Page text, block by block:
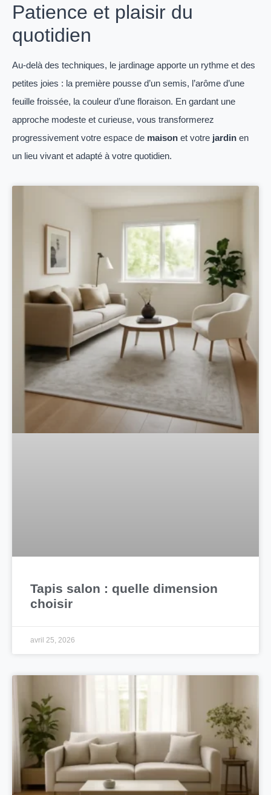
Tapis salon : quelle dimension
choisir
avril 25, 2026
Patience et plaisir du
quotidien
Au-delà des techniques, le jardinage apporte un rythme et des
petites joies : la première pousse d’un semis, l’arôme d’une
feuille froissée, la couleur d’une floraison. En gardant une
approche modeste et curieuse, vous transformerez
progressivement votre espace de maison et votre jardin en
un lieu vivant et adapté à votre quotidien.